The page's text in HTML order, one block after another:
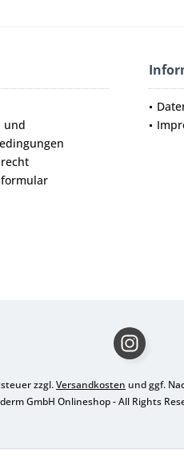
und
zzgl.Versandkosten und ggf.
GmbH Onlineshop - All Rights